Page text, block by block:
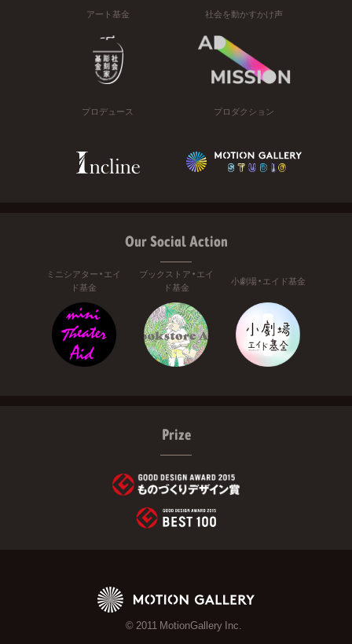
アート基金 社会を動かすかけ声
プロデュース プロダクション
Our Social Action
ミニシアター・エイ
ド基金
ブックストア・エイ
ド基金
小劇場・エイド基金
Prize
© 2011 MotionGallery Inc.